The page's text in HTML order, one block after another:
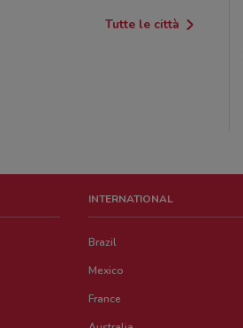
Tutte le città
INTERNATIONAL
Brazil
Mexico
France